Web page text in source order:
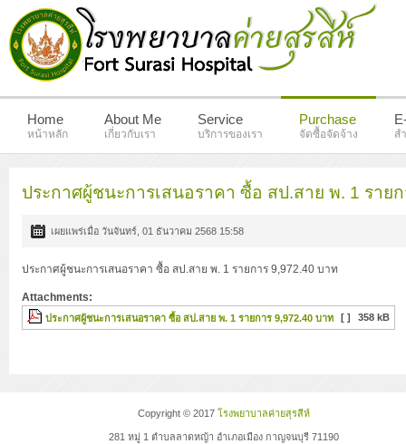
Home
หน้าหลัก
About Me
เกี่ยวกับเรา
Service
บริการของเรา
Purchase
จัดซื้อจัดจ้าง ส
ประกาศผู้ชนะการเสนอราคา ซื้อ สป.สาย พ. 1 รายก
เผยแพร่เมื่อ วันจันทร์, 01 ธันวาคม 2568 15:58
ประกาศผู้ชนะการเสนอราคา ซื้อ สป.สาย พ. 1 รายการ 9,972.40 บาท
Attachments:
ประกาศผู้ชนะการเสนอราคา ซื้อ สป.สาย พ. 1 รายการ 9,972.40 บาท [ ] 358 kB
Copyright © 2017โรงพยาบาลค่ายสุรสีห์
281 หมู่ 1 ตำบลลาดหญ้า อำเภอเมือง กาญจนบุรี 71190